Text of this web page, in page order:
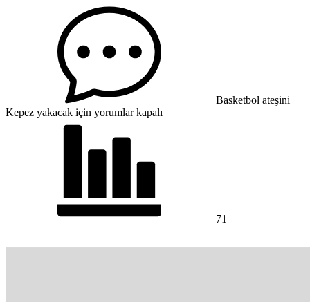
Basketbol ateşini
Kepez yakacak için yorumlar kapalı
71